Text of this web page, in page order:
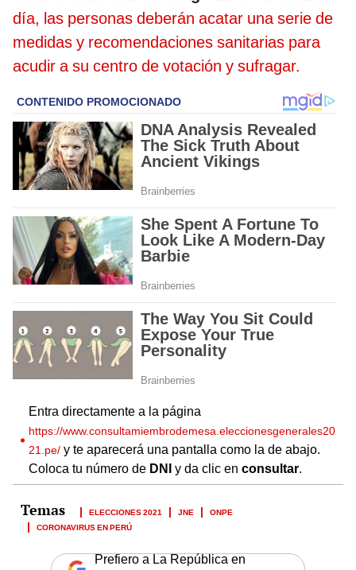
día, las personas deberán acatar una serie de
medidas y recomendaciones sanitarias para
acudir a su centro de votación y sufragar.
Entra directamente a la página
https://www.consultamiembrodemesa.eleccionesgenerales20
21.pe/ y te aparecerá una pantalla como la de abajo.
Coloca tu número de DNI y da clic en consultar.
ELECCIONES 2021 JNE
ONPE
CORONAVIRUS EN PERÚ
Prefiero a La República en